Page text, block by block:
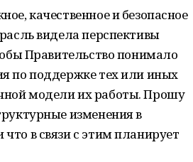
качественное и безопасное
видела перспективы
Правительство понимало
по поддержке тех или иных
модели их работы. Прошу
изменения в
в связи с этим планирует